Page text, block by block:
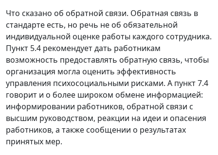
Что сказано об обратной связи. Обратная связь в
стандарте есть, но речь не об обязательной
индивидуальной оценке работы каждого сотрудника.
Пункт 5.4 рекомендует дать работникам
возможность предоставлять обратную связь, чтобы
организация могла оценить эффективность
управления психосоциальными рисками. А пункт 7.4
говорит и о более широком обмене информацией:
информировании работников, обратной связи с
высшим руководством, реакции на идеи и опасения
работников, а также сообщении о результатах
принятых мер.